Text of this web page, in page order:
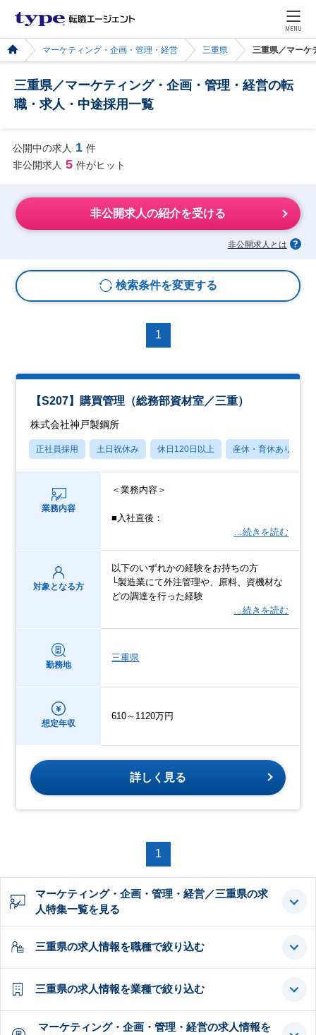
MENU
マーケティング・企画・管理・経営 三重県 三重県／マーケ
三重県／マーケティング・企画・管理・経営の転
職・求人・中途採用一覧
公開中の求人 1 件
非公開求人 5 件がヒット
非公開求人の紹介を受ける
非公開求人とは
検索条件を変更する
1
【S207】購買管理（総務部資材室／三重）
株式会社神戸製鋼所
正社員採用 土日祝休み 休日120日以上 産休・育休あり
業務内容
＜業務内容＞
■入社直後：
…続きを読む
対象となる方
以下のいずれかの経験をお持ちの方
└製造業にて外注管理や、原料、資機材な
どの調達を行った経験
…続きを読む
勤務地
三重県
想定年収
610～1120万円
詳しく見る
1
マーケティング・企画・管理・経営／三重県の求
人特集一覧を見る
三重県の求人情報を職種で絞り込む
三重県の求人情報を業種で絞り込む
マーケティング・企画・管理・経営の求人情報を